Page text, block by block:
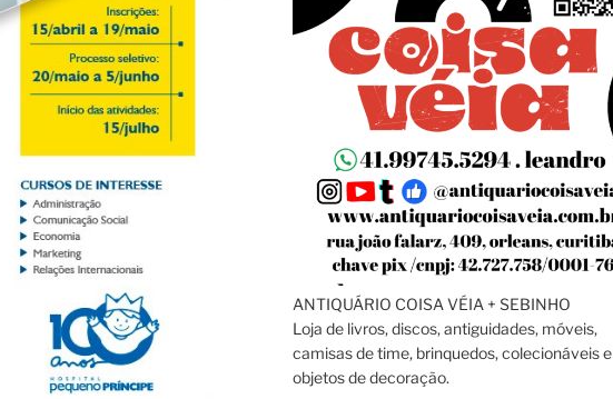
ANTIQUÁRIO COISA VÉIA + SEBINHO
Loja de livros, discos, antiguidades, móveis,
camisas de time, brinquedos, colecionáveis e
objetos de decoração.